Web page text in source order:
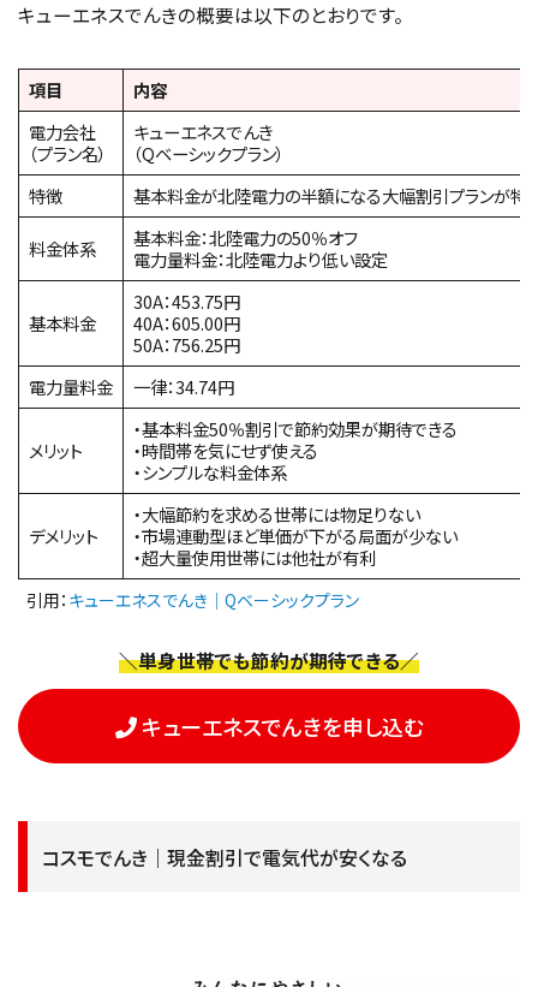
キューエネスでんきの概要は以下のとおりです。
項目
内容
電力会社
（プラン名）
キューエネスでんき
（Qベーシックプラン）
特徴
基本料金が北陸電力の半額になる大幅割引プランが特
料金体系
基本料金：北陸電力の50％オフ
電力量料金：北陸電力より低い設定
基本料金
30A：453.75円
40A：605.00円
50A：756.25円
電力量料金
一律：34.74円
メリット
・基本料金50％割引で節約効果が期待できる
・時間帯を気にせず使える
・シンプルな料金体系
デメリット
・大幅節約を求める世帯には物足りない
・市場連動型ほど単価が下がる局面が少ない
・超大量使用世帯には他社が有利
引用： キューエネスでんき｜Qベーシックプラン
＼単身世帯でも節約が期待できる／
キューエネスでんきを申し込む
コスモでんき｜現金割引で電気代が安くなる